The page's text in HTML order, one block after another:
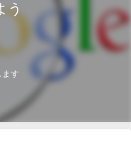
う
ます